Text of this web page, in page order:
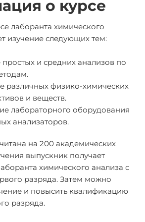
о курсе
лаборанта химического
изучение следующих тем:
и средних анализов по
различных физико-химических
и веществ.
лабораторного оборудования
анализаторов.
на 200 академических
выпускник получает
химического анализа с
разряда. Затем можно
и повысить квалификацию
разряда.